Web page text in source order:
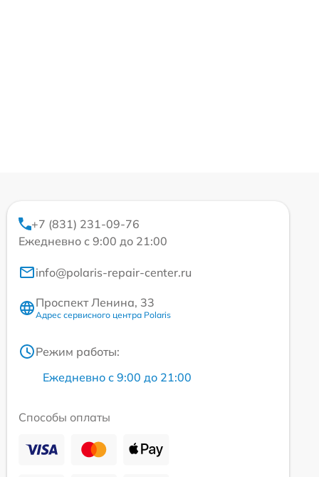
+7 (831) 231-09-76
Ежедневно с 9:00 до 21:00
info@polaris-repair-center.ru
Проспект Ленина, 33
Адрес сервисного центра Polaris
Режим работы:
Ежедневно с 9:00 до 21:00
Способы оплаты